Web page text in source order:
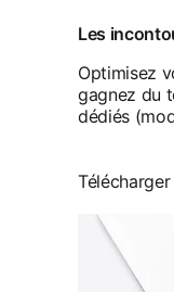
Les
Optimisez
gagnez du
dédiés
Télécharger